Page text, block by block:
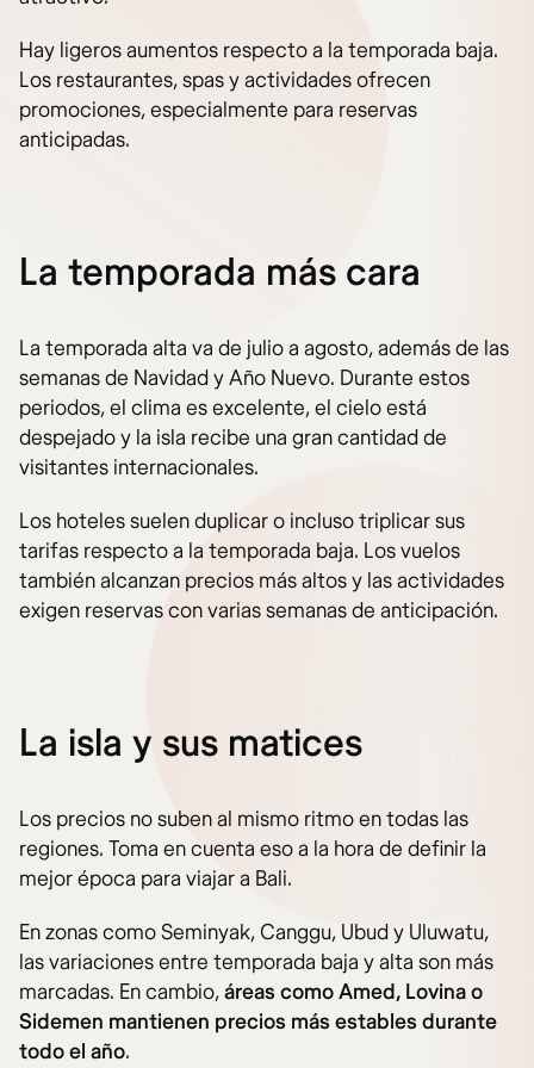
Hay ligeros aumentos respecto a la temporada baja.
Los restaurantes, spas y actividades ofrecen
promociones, especialmente para reservas
anticipadas.
La temporada más cara
La temporada alta va de julio a agosto, además de las
semanas de Navidad y Año Nuevo. Durante estos
periodos, el clima es excelente, el cielo está
despejado y la isla recibe una gran cantidad de
visitantes internacionales.
Los hoteles suelen duplicar o incluso triplicar sus
tarifas respecto a la temporada baja. Los vuelos
también alcanzan precios más altos y las actividades
exigen reservas con varias semanas de anticipación.
La isla y sus matices
Los precios no suben al mismo ritmo en todas las
regiones. Toma en cuenta eso a la hora de definir la
mejor época para viajar a Bali.
En zonas como Seminyak, Canggu, Ubud y Uluwatu,
las variaciones entre temporada baja y alta son más
marcadas. En cambio,áreas como Amed, Lovina o
Sidemen mantienen precios más estables durante
todo el año.